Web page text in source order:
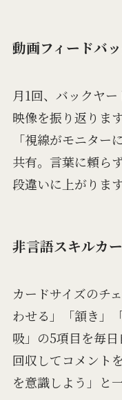
動画フィードバ
月1回、バックヤ
映像を振り返りま
「視線がモニター
共有。言葉に頼ら
段違いに上がります
非言語スキルカ
カードサイズのチ
わせる」「頷き」
吸」の5項目を毎
回収してコメント
を意識しよう」と